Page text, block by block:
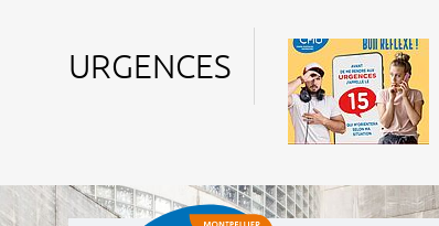
URGENCES